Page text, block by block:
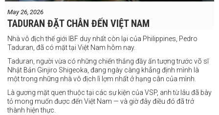
May 26, 2026
TADURAN ĐẶT CHÂN ĐẾN VIỆT NAM
Nhà vô địch thế giới IBF duy nhất còn lại của Philippines, Pedro
Taduran, đã có mặt tại Việt Nam hôm nay.
Taduran, người vừa có những chiến thắng đầy ấn tượng trước võ sĩ
Nhật Bản Ginjiro Shigeoka, đang ngày càng khẳng định mình là
một trong những nhà vô địch lì lợm nhất ở hạng cân của mình.
Là gương mặt quen thuộc tại các sự kiện của VSP, anh từ lâu đã bày
tỏ mong muốn được đến Việt Nam — và giờ đây điều đó đã trở
thành hiện thực.